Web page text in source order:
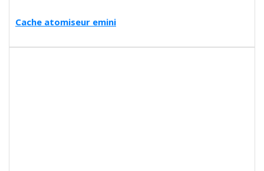
Cache atomiseur emini